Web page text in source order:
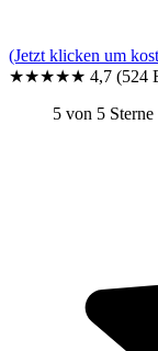
(Jetzt klicken um
★★★★★ 4,7 (524
5 von 5 Sterne